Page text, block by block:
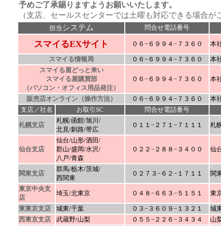
予めご了承賜りますようお願いいたします。
（支店、セールスセンターでは土曜も対応できる場合が
担当 システム 問合せ電話番号
スマイるEXサイト ０６−６９９４−７３６０ 本
スマイる情報局 ０６−６９９４−７３６０
本
スマイる屋どっと来い
スマイる屋購買部
（パソコン・オフィス用品発注）
０６−６９９４−７３６０ 本
販売店オンライン（操作方法） ０６−６９９４−７３６０
本
支店／社名
お取引 SC 問合せ電話番号
札幌支店
札幌/函館/旭川/
北見/釧路/帯広
０１１−２７１−７１１１ 札
仙台支店
仙台/山形/酒田/
郡山/盛岡/水沢/
八戸/青森
０２２−２８８−３４００ 仙
関東支店
群馬/栃木/茨城/
西関東
０２７３−６２−１７１１ 関
東京中央支
店
埼玉/北東京 ０４８−６６３−５１５１ 東
東東京支店 城東/千葉 ０３−３６０９−１３２１
城
西東京支店
武蔵野/山梨 ０５５−２２６−３４３４
山